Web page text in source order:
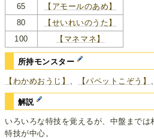
65
【アモールのあめ】
80
【せいれいのうた】
100
【マネマネ】
所持モンスター
【わかめおうじ】 、 【パペットこぞう】 、
解説
いろいろな特技を覚えるが、中盤まで
特技が中心。